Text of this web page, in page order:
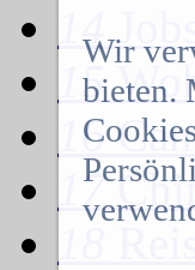
14
15
16
17
Wir
bieten.